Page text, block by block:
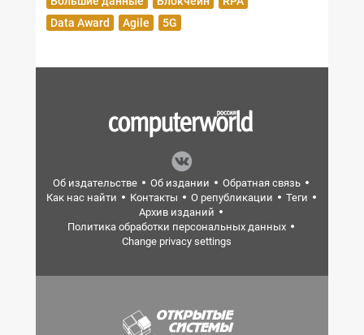
Data Award
Agile 5G
Об издательстве Об издании
Обратная связь
Как нас найти
Контакты О републикации
Теги
Архив изданий
Политика обработки персональных данных
Change privacy settings